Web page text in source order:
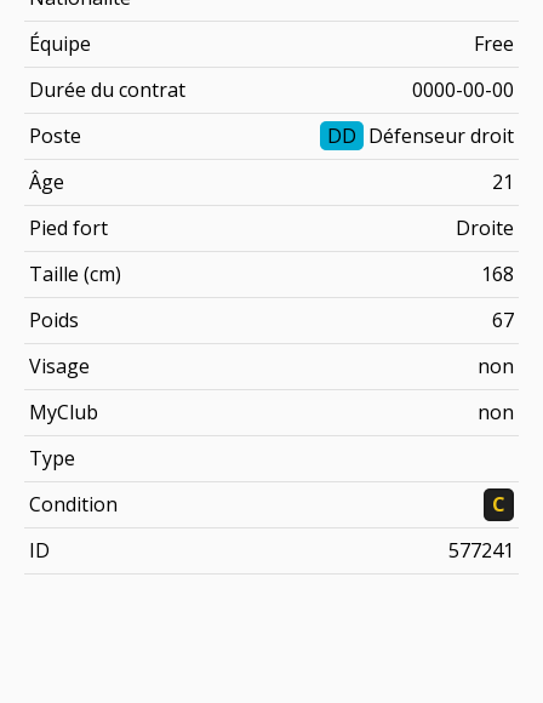
Équipe
Free
Durée du contrat
0000-00-00
Poste
DD Défenseur droit
Âge
21
Pied fort
Droite
Taille (cm)
168
Poids
67
Visage
non
MyClub
non
Type
Condition
C
ID
577241